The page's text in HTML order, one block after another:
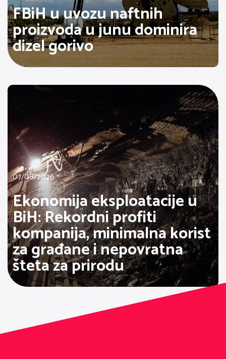
FBiH u uvozu naftnih
proizvoda u junu dominira
dizel gorivo
07/08/2026
Ekonomija eksploatacije u
BiH: Rekordni profiti
kompanija, minimalna korist
za građane i nepovratna
šteta za prirodu